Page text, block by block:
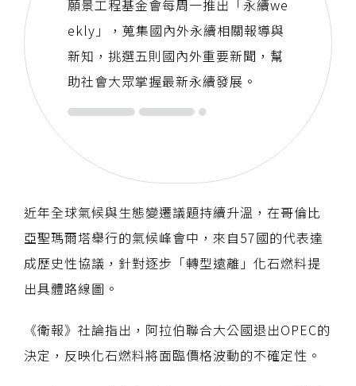
願景工程基金會每周一推出「永續we
ekly」，蒐集國內外永續相關報導與
新知，挑選五則國內外重要新聞，幫
助社會大眾掌握最新永續發展。
近年全球氣候與生態變遷議題持續升溫，在哥倫比
亞聖瑪爾塔舉行的氣候峰會中，來自57國的代表達
成歷史性協議，針對逐步「轉型遠離」化石燃料提
出具體路線圖。
《衛報》社論指出，阿拉伯聯合大公國退出OPEC的
決定，反映化石燃料將面臨價格波動的不確定性。